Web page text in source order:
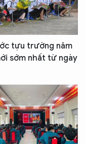
tựu trường năm
sớm nhất từ ngày